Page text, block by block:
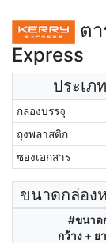
ต
Express
ประเภ
กล่องบรรจุ
ถุงพลาสติก
ซองเอกสาร
ขนาดกล่อง
#ขนาด
กว้าง + ย